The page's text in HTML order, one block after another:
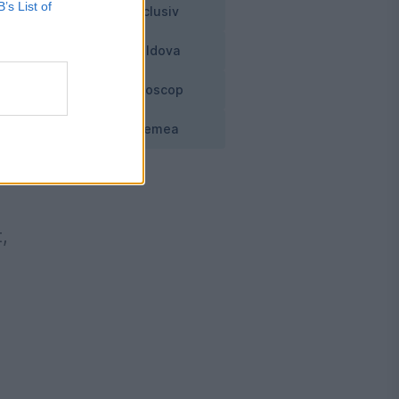
List of Exclusiv
Moldova
Horoscop
Vremea